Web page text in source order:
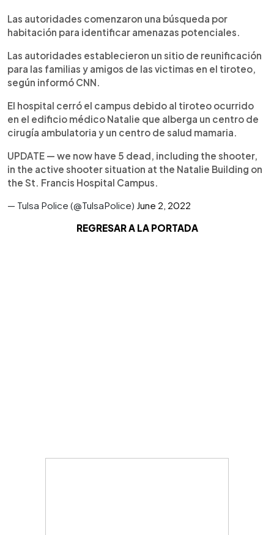
Las autoridades comenzaron una búsqueda por
habitación para identificar amenazas potenciales.
Las autoridades establecieron un sitio de reunificación
para las familias y amigos de las victimas en el tiroteo,
según informó CNN.
El hospital cerró el campus debido al tiroteo ocurrido
en el edificio médico Natalie que alberga un centro de
cirugía ambulatoria y un centro de salud mamaria.
UPDATE — we now have 5 dead, including the shooter,
in the active shooter situation at the Natalie Building on
the St. Francis Hospital Campus.
— Tulsa Police (@TulsaPolice) June 2, 2022
REGRESAR A LA PORTADA